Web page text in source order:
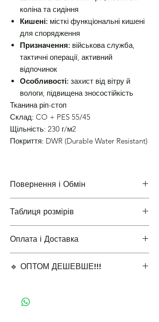
коліна та сидіння
Кишені: місткі функціональні кишені
для спорядження
Призначення: військова служба,
тактичні операції, активний
відпочинок
Особливості: захист від вітру й
вологи, підвищена зносостійкість
Тканина ріп-стоп
Склад: CO + PES 55/45
Щільність: 230 г/м2
Покриття: DWR (Durable Water Resistant)
Повернення і Обмін
Повернення і Обмін
Таблиця розмірів
Таблиці розмірів одягу
Оплата і Доставка
Варіанти оплати і доставки
🔹 ОПТОМ ДЕШЕВШЕ!!!
оптової ціни.
🔹 Виберіть кількість для оптової знижки: